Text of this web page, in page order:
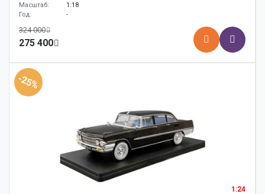
Масштаб:
1:18
Год:
-
324 000
275 400
-25%
1:24